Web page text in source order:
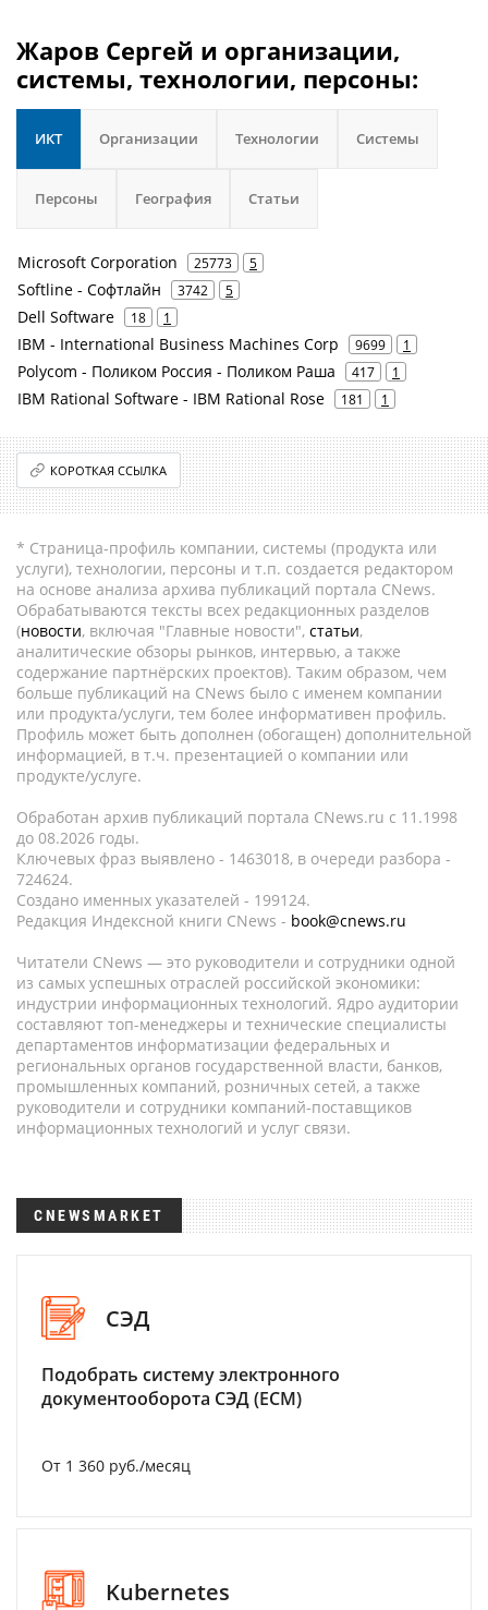
Жаров Сергей и организации,
системы, технологии, персоны:
ИКТ Организации Технологии Системы
Персоны География Статьи
Microsoft Corporation 25773 5
Softline - Софтлайн 3742 5
Dell Software 18 1
IBM - International Business Machines Corp 9699 1
Polycom - Поликом Россия - Поликом Раша 417 1
IBM Rational Software - IBM Rational Rose 181 1
КОРОТКАЯ ССЫЛКА
* Страница-профиль компании, системы (продукта или
услуги), технологии, персоны и т.п. создается редактором
на основе анализа архива публикаций портала CNews.
Обрабатываются тексты всех редакционных разделов
(новости, включая "Главные новости", статьи,
аналитические обзоры рынков, интервью, а также
содержание партнёрских проектов). Таким образом, чем
больше публикаций на CNews было с именем компании
или продукта/услуги, тем более информативен профиль.
Профиль может быть дополнен (обогащен) дополнительной
информацией, в т.ч. презентацией о компании или
продукте/услуге.
Обработан архив публикаций портала CNews.ru c 11.1998
до 08.2026 годы.
Ключевых фраз выявлено - 1463018, в очереди разбора -
724624.
Создано именных указателей - 199124.
Редакция Индексной книги CNews - book@cnews.ru
Читатели CNews — это руководители и сотрудники одной
из самых успешных отраслей российской экономики:
индустрии информационных технологий. Ядро аудитории
составляют топ-менеджеры и технические специалисты
департаментов информатизации федеральных и
региональных органов государственной власти, банков,
промышленных компаний, розничных сетей, а также
руководители и сотрудники компаний-поставщиков
информационных технологий и услуг связи.
CNEWSMARKET
СЭД
Подобрать систему электронного
документооборота СЭД (ECM)
От 1 360 руб./месяц
Kubernetes